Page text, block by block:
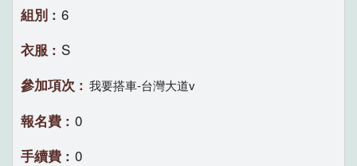
6
S
我要搭車-台灣大道v
0
0